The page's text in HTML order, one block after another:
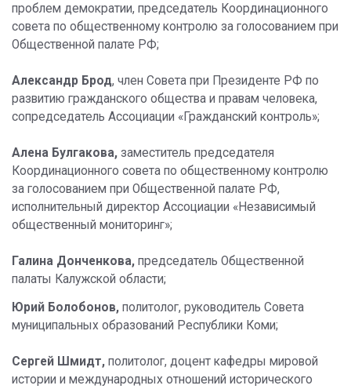
проблем демократии, председатель Координационного
совета по общественному контролю за голосованием при
Общественной палате РФ;
Александр Брод, член Совета при Президенте РФ по
развитию гражданского общества и правам человека,
сопредседатель Ассоциации «Гражданский контроль»;
Алена Булгакова, заместитель председателя
Координационного совета по общественному контролю
за голосованием при Общественной палате РФ,
исполнительный директор Ассоциации «Независимый
общественный мониторинг»;
Галина Донченкова, председатель Общественной
палаты Калужской области;
Юрий Болобонов, политолог, руководитель Совета
муниципальных образований Республики Коми;
Сергей Шмидт, политолог, доцент кафедры мировой
истории и международных отношений исторического